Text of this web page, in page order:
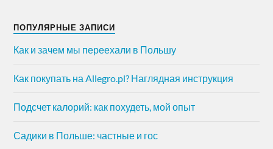
ПОПУЛЯРНЫЕ ЗАПИСИ
Как и зачем мы переехали в Польшу
Как покупать на Allegro.pl? Наглядная инструкция
Подсчет калорий: как похудеть, мой опыт
Садики в Польше: частные и гос